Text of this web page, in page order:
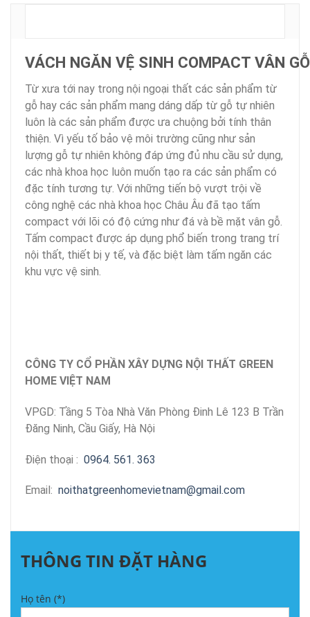
VÁCH NGĂN VỆ SINH COMPACT VÂN
Từ xưa tới nay trong nội ngoại thất các sản phẩm từ
gỗ hay các sản phẩm mang dáng dấp từ gỗ tự nhiên
luôn là các sản phẩm được ưa chuộng bởi tính thân
thiện. Vì yếu tố bảo vệ môi trường cũng như sản
lượng gỗ tự nhiên không đáp ứng đủ nhu cầu sử dụng,
các nhà khoa học luôn muốn tạo ra các sản phẩm có
đặc tính tương tự. Với những tiến bộ vượt trội về
công nghệ các nhà khoa học Châu Âu đã tạo tấm
compact với lõi có độ cứng như đá và bề mặt vân gỗ.
Tấm compact được áp dụng phổ biến trong trang trí
nội thất, thiết bị y tế, và đặc biệt làm tấm ngăn các
khu vực vệ sinh.
CÔNG TY CỔ PHẦN XÂY DỰNG NỘI THẤT GREEN
HOME VIỆT NAM
VPGD: Tầng 5 Tòa Nhà Văn Phòng Đinh Lê 123 B Trần
Đăng Ninh, Cầu Giấy, Hà Nội
Điện thoại : 0964. 561. 363
Email: noithatgreenhomevietnam@gmail.com
THÔNG TIN ĐẶT HÀNG
Họ tên (*)